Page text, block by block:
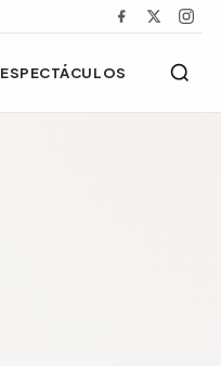
ESPECTÁCULOS